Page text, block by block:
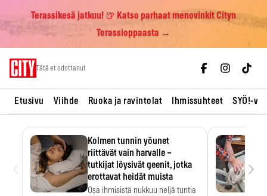
Terassikesä jatkuu! 🍺 Katso parhaat menovinkit Cityn
Terassioppaasta →
Tätä et odottanut
Etusivu Viihde Ruoka ja ravintolat Ihmissuhteet SYÖ!-
Kolmen tunnin yöunet
riittävät vain harvalle –
tutkijat löysivät geenit, jotka
erottavat heidät muista
Osa ihmisistä nukkuu neljä tuntia
›